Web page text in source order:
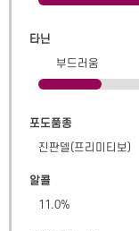
타닌
부드러움
포도품종
진판델(프리미티보)
알콜
11.0%